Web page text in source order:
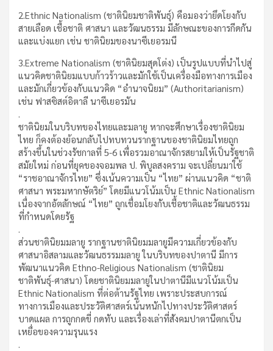
2.Ethnic Nationalism (ชาตินิยมชาติพันธุ์) คือมองว่ายึดโยงกับ
สายเลือด เชื้อชาติ ศาสนา และวัฒนธรรม มีลักษณะของการกีดกัน
และแบ่งแยก เช่น ชาตินิยมของนาซีเยอรมนี
3.Extreme Nationalism (ชาตินิยมสุดโต่ง) เป็นรูปแบบที่นำไปสู่
แนวคิดชาตินิยมแบบก้าวร้าวและมักใช้เป็นเครื่องมือทางการเมือง
และมักเกี่ยวข้องกับแนวคิด “อำนาจนิยม” (Authoritarianism)
เช่น ฟาสซิสต์อิตาลี นาซีเยอรมัน
.
ชาตินิยมในบริบทของไทยและมลายู หากจะศึกษาเรื่องชาตินิยม
ไทย ก็คงต้องย้อนกลับไปทบทวนรากฐานของชาตินิยมไทยถูก
สร้างขึ้นในช่วงรัชกาลที่ 5-6 เพื่อรวมอาณาจักรสยามให้เป็นรัฐชาติ
สมัยใหม่ ก่อนที่ยุคของจอมพล ป. พิบูลสงคราม จะเปลี่ยนมาใช้
“ราชอาณาจักรไทย” ซึ่งเน้นความเป็น “ไทย” ผ่านแนวคิด “ชาติ
ศาสนา พระมหากษัตริย์” โดยมีแนวโน้มเป็น Ethnic Nationalism
เนื่องจากอัตลักษณ์ “ไทย” ถูกเชื่อมโยงกับเชื้อชาติและวัฒนธรรม
ที่กำหนดโดยรัฐ
.
ส่วนชาตินิยมมลายู รากฐานชาตินิยมมลายูมีความเกี่ยวข้องกับ
ศาสนาอิสลามและวัฒนธรรมมลายู ในบริบทของปาตานี มีการ
พัฒนาแนวคิด Ethno-Religious Nationalism (ชาตินิยม
ชาติพันธุ์-ศาสนา) โดยชาตินิยมมลายูในปาตานีมีแนวโน้มเป็น
Ethnic Nationalism ที่ต่อต้านรัฐไทย เพราะประสบการณ์
ทางการเมืองและประวัติศาสตร์เน้นหนักไปทางประวัติศาสตร์
บาดแผล การถูกกดขี่ กดทับ และเรื่องเล่าที่สังคมปาตานีตกเป็น
เหยื่อของความรุนแรง
.